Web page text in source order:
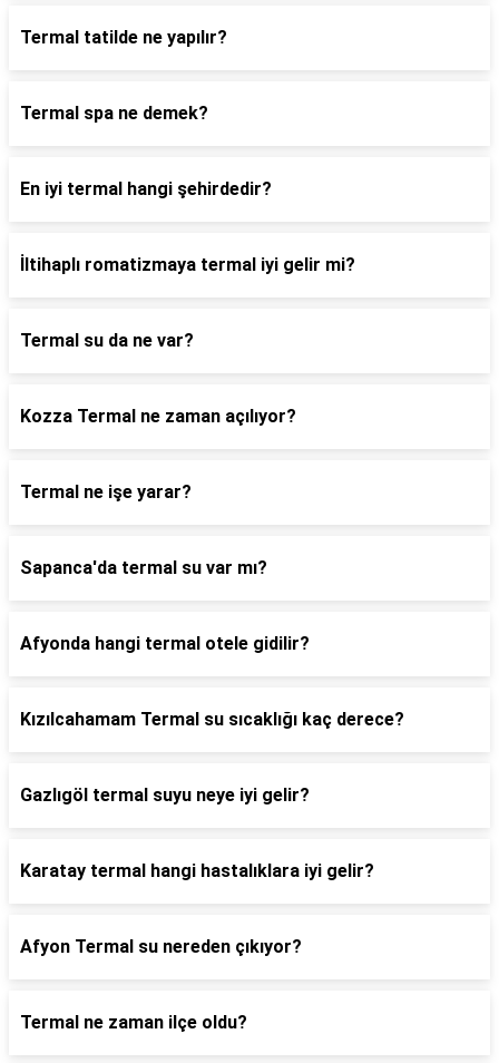
Termal tatilde ne yapılır?
Termal spa ne demek?
En iyi termal hangi şehirdedir?
İltihaplı romatizmaya termal iyi gelir mi?
Termal su da ne var?
Kozza Termal ne zaman açılıyor?
Termal ne işe yarar?
Sapanca'da termal su var mı?
Afyonda hangi termal otele gidilir?
Kızılcahamam Termal su sıcaklığı kaç derece?
Gazlıgöl termal suyu neye iyi gelir?
Karatay termal hangi hastalıklara iyi gelir?
Afyon Termal su nereden çıkıyor?
Termal ne zaman ilçe oldu?